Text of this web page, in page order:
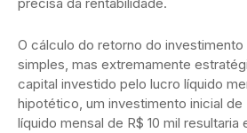
O cálculo do retorno do
simples, mas extremamente
capital investido pelo lucro líquido
hipotético, um investimento inicial de
líquido mensal de R$ 10 mil resultaria